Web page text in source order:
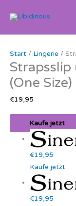
Inhalt
Start / Lingerie /
(One Size)
€19,95
Kaufe jetzt
€19,95
Kaufe jetzt
€19,95